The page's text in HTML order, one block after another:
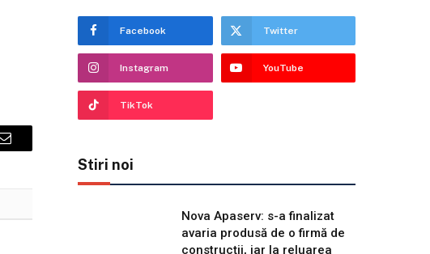
Email
Facebook Twitter
Instagram YouTube
TikTok
Stiri noi
Nova Apaserv: s-a finalizat
avaria produsă de o firmă de
construcții, iar la reluarea